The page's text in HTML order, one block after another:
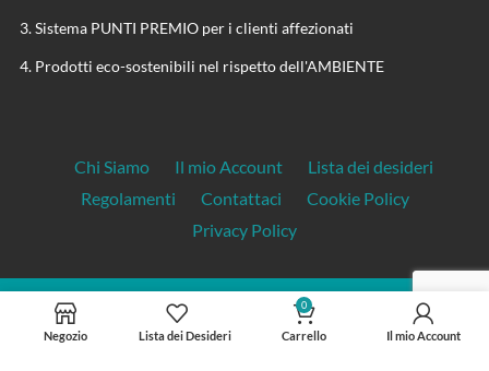
Sistema PUNTI PREMIO per i clienti affezionati
Prodotti eco-sostenibili nel rispetto dell'AMBIENTE
Chi Siamo Il mio Account
Lista dei desideri
Regolamenti
Contattaci
Cookie Policy
Privacy Policy
P.Iva: 01899130221
Negozio Lista dei Desideri
0
Carrello Il mio Account